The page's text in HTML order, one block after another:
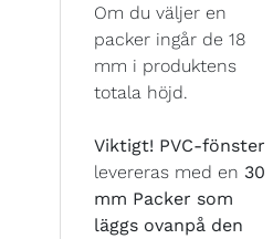
Om du väljer en
packer ingår de 18
mm i produktens
totala höjd.
Viktigt! PVC-fönster
levereras med en 30
mm Packer som
läggs ovanpå den